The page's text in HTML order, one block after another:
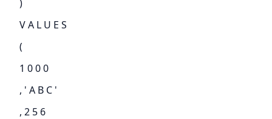
)
V A L U E S
(
1 0 0 0
, ' A B C '
, 2 5 6